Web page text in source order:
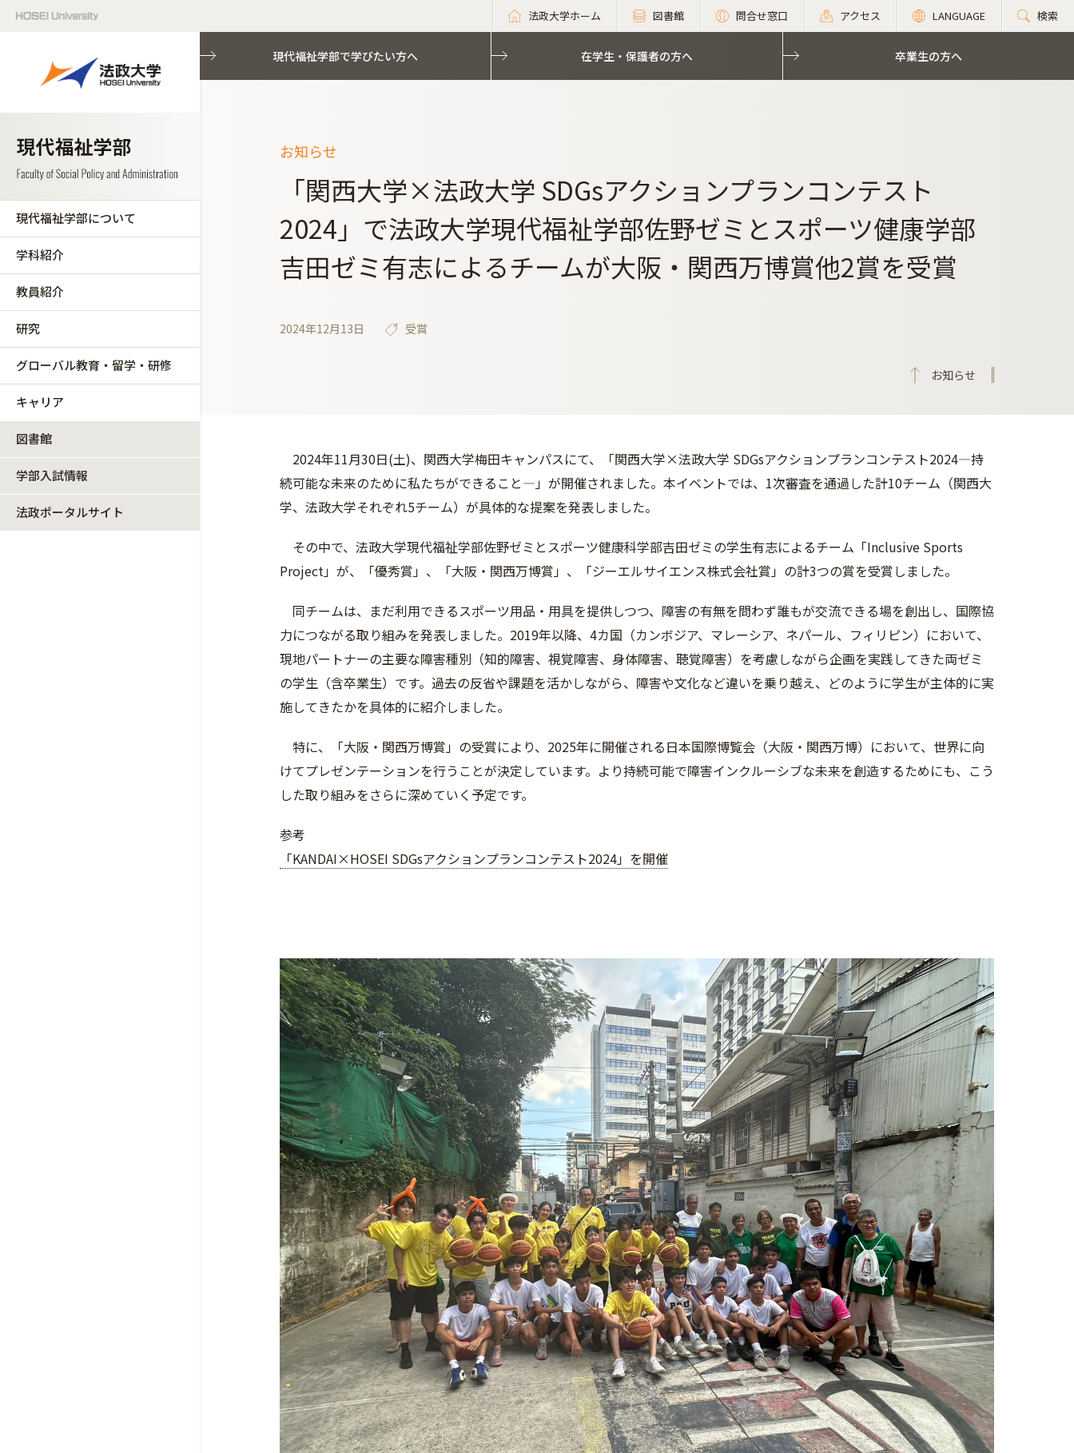
法政大学ホーム 図書館 問合せ窓口 アクセス LANGUAGE 検索
現代福祉学部について
学科紹介
教員紹介
研究
グローバル教育・留学・研修
キャリア
図書館
学部入試情報
法政ポータルサイト
現代福祉学部で学びたい方へ 在学生・保護者の方へ 卒業生の方へ
お知らせ
「関西大学×法政大学 SDGsアクションプランコンテスト
2024」で法政大学現代福祉学部佐野ゼミとスポーツ健康学部
吉田ゼミ有志によるチームが大阪・関西万博賞他2賞を受賞
2024年12月13日 受賞
お知らせ
2024年11月30日(土)、関西大学梅田キャンパスにて、「関西大学×法政大学 SDGsアクションプランコンテスト2024―持
続可能な未来のために私たちができること―」が開催されました。本イベントでは、1次審査を通過した計10チーム（関西大
学、法政大学それぞれ5チーム）が具体的な提案を発表しました。
その中で、法政大学現代福祉学部佐野ゼミとスポーツ健康科学部吉田ゼミの学生有志によるチーム「Inclusive Sports
Project」が、「優秀賞」、「大阪・関西万博賞」、「ジーエルサイエンス株式会社賞」の計3つの賞を受賞しました。
同チームは、まだ利用できるスポーツ用品・用具を提供しつつ、障害の有無を問わず誰もが交流できる場を創出し、国際協
力につながる取り組みを発表しました。2019年以降、4カ国（カンボジア、マレーシア、ネパール、フィリピン）において、
現地パートナーの主要な障害種別（知的障害、視覚障害、身体障害、聴覚障害）を考慮しながら企画を実践してきた両ゼミ
の学生（含卒業生）です。過去の反省や課題を活かしながら、障害や文化など違いを乗り越え、どのように学生が主体的に実
施してきたかを具体的に紹介しました。
特に、「大阪・関西万博賞」の受賞により、2025年に開催される日本国際博覧会（大阪・関西万博）において、世界に向
けてプレゼンテーションを行うことが決定しています。より持続可能で障害インクルーシブな未来を創造するためにも、こう
した取り組みをさらに深めていく予定です。
参考
「KANDAI×HOSEI SDGsアクションプランコンテスト2024」を開催